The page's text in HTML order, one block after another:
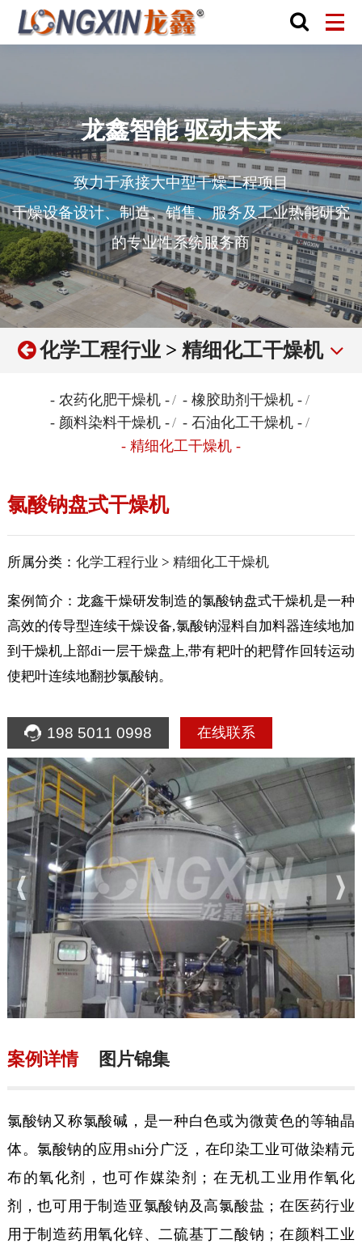
龙鑫智能 驱动未来
致力于承接大中型干燥工程项目
干燥设备设计、制造、销售、服务及工业热能研究
的专业性系统服务商
化学工程行业> 精细化工干燥机
- 农药化肥干燥机 -/ - 橡胶助剂干燥机 - /
- 颜料染料干燥机 -/ - 石油化工干燥机 - /
- 精细化工干燥机 -
氯酸钠盘式干燥机
所属分类： 化学工程行业 > 精细化工干燥机
案例简介：龙鑫干燥研发制造的氯酸钠盘式干燥机是一种
高效的传导型连续干燥设备,氯酸钠湿料自加料器连续地加
到干燥机上部di一层干燥盘上,带有耙叶的耙臂作回转运动
使耙叶连续地翻抄氯酸钠。
198 5011 0998 在线联系
案例详情 图片锦集
氯酸钠又称氯酸碱，是一种白色或为微黄色的等轴晶
体。氯酸钠的应用shi分广泛，在印染工业可做染精元
布的氧化剂，也可作媒染剂；在无机工业用作氧化
剂，也可用于制造亚氯酸钠及高氯酸盐；在医药行业
用于制造药用氧化锌、二硫基丁二酸钠；在颜料工业